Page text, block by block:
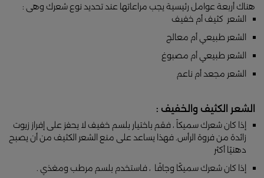
هناك أربعة عوامل رئيسية يجب مراعاتها عند تحديد نوع شعرك وهى :
الشعر كثيف أم خفيف
الشعر طبيعي أم معالج
الشعر طبيعي أم مصبوغ
الشعر مجعد أم ناعم
الشعر الكثيف والخفيف :
إذا كان شعرك سميكاً ، فقم باختيار بلسم خفيف لا يحفز على إفراز زيوت
زائدة من فروة الرأس. فهذا يساعد على منع الشعر الكثيف من أن يصبح
دهنيًا أكثر
إذا كان شعرك سميكًا وجافًا ، فاستخدم بلسم مرطب ومغذي .